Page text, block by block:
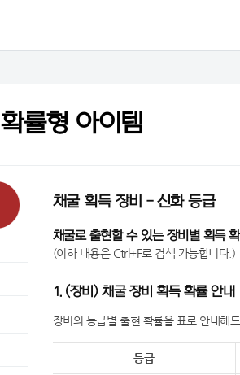
확률형 아이템
채굴 획득 장비 - 신화 등급
채굴로 출현할 수 있는 장비별 획득
(이하 내용은 Ctrl+F로 검색 가능합니다.)
1. (장비) 채굴 장비 획득 확률 안내
장비의 등급별 출현 확률을 표로 안내해
등급